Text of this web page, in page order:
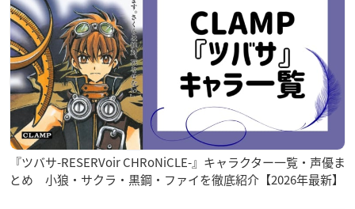
『ツバサ-RESERVoir CHRoNiCLE-』キャラクター一覧・声優ま
とめ 小狼・サクラ・黒鋼・ファイを徹底紹介【2026年最新】